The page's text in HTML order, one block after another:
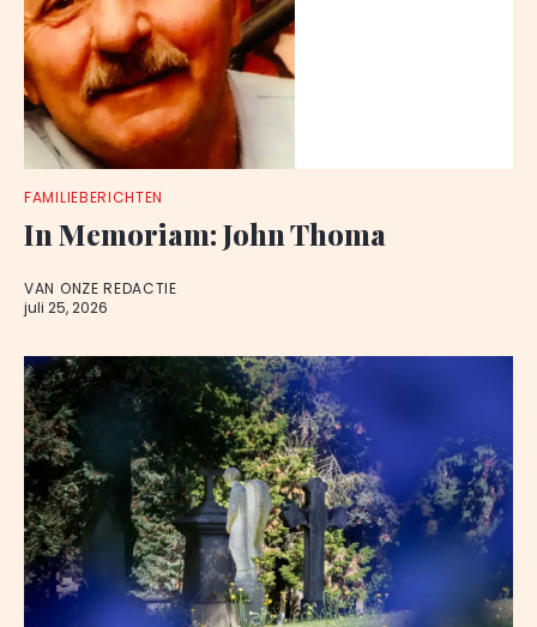
FAMILIEBERICHTEN
In Memoriam: John Thoma
VAN ONZE REDACTIE
juli 25, 2026